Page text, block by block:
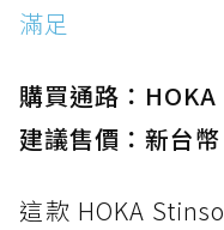
滿足
購買通路：
建議售價：新台
這款 HOKA